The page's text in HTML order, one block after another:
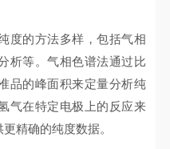
的方法多样，包括气相
析等。气相色谱法通过比
品的峰面积来定量分析纯
气在特定电极上的反应来
精确的纯度数据。